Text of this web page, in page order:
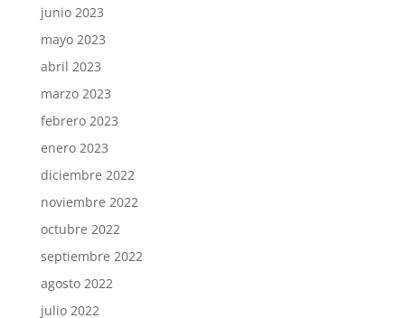
junio 2023
mayo 2023
abril 2023
marzo 2023
febrero 2023
enero 2023
diciembre 2022
noviembre 2022
octubre 2022
septiembre 2022
agosto 2022
julio 2022